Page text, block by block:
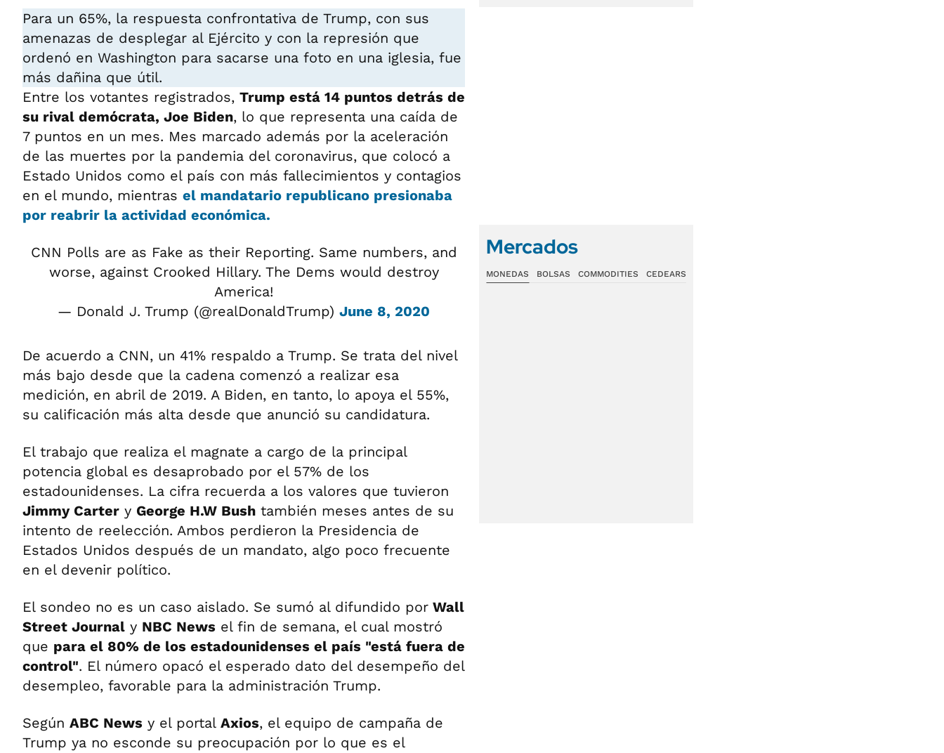
Para un 65%, la respuesta confrontativa de Trump, con sus
amenazas de desplegar al Ejército y con la represión que
ordenó en Washington para sacarse una foto en una iglesia, fue
más dañina que útil.
Entre los votantes registrados, Trump está 14 puntos detrás de
su rival demócrata, Joe Biden, lo que representa una caída de
7 puntos en un mes. Mes marcado además por la aceleración
de las muertes por la pandemia del coronavirus, que colocó a
Estado Unidos como el país con más fallecimientos y contagios
en el mundo, mientras el mandatario republicano presionaba
por reabrir la actividad económica.
CNN Polls are as Fake as their Reporting. Same numbers, and
worse, against Crooked Hillary. The Dems would destroy
America!
— Donald J. Trump (@realDonaldTrump) June 8, 2020
De acuerdo a CNN, un 41% respaldo a Trump. Se trata del nivel
más bajo desde que la cadena comenzó a realizar esa
medición, en abril de 2019. A Biden, en tanto, lo apoya el 55%,
su calificación más alta desde que anunció su candidatura.
El trabajo que realiza el magnate a cargo de la principal
potencia global es desaprobado por el 57% de los
estadounidenses. La cifra recuerda a los valores que tuvieron
Jimmy Carter y George H.W Bush también meses antes de su
intento de reelección. Ambos perdieron la Presidencia de
Estados Unidos después de un mandato, algo poco frecuente
en el devenir político.
El sondeo no es un caso aislado. Se sumó al difundido por Wall
Street Journal y NBC News el fin de semana, el cual mostró
que para el 80% de los estadounidenses el país "está fuera de
control". El número opacó el esperado dato del desempeño del
desempleo, favorable para la administración Trump.
Según ABC News y el portal Axios, el equipo de campaña de
Trump ya no esconde su preocupación por lo que es el
Mercados
MONEDAS BOLSAS COMMODITIES CEDEARS